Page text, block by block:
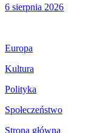
6 sierpnia 2026
Europa
Kultura
Polityka
Społeczeństwo
Strona główna